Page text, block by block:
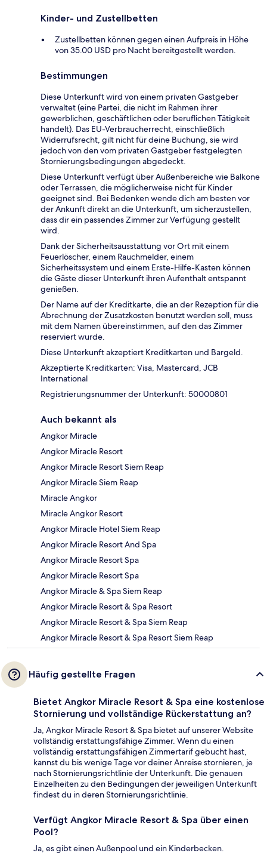
Kinder- und Zustellbetten
Zustellbetten können gegen einen Aufpreis in Höhe
von 35.00 USD pro Nacht bereitgestellt werden.
Bestimmungen
Diese Unterkunft wird von einem privaten Gastgeber
verwaltet (eine Partei, die nicht im Rahmen ihrer
gewerblichen, geschäftlichen oder beruflichen Tätigkeit
handelt). Das EU-Verbraucherrecht, einschließlich
Widerrufsrecht, gilt nicht für deine Buchung, sie wird
jedoch von den vom privaten Gastgeber festgelegten
Stornierungsbedingungen abgedeckt.
Diese Unterkunft verfügt über Außenbereiche wie Balkone
oder Terrassen, die möglicherweise nicht für Kinder
geeignet sind. Bei Bedenken wende dich am besten vor
der Ankunft direkt an die Unterkunft, um sicherzustellen,
dass dir ein passendes Zimmer zur Verfügung gestellt
wird.
Dank der Sicherheitsausstattung vor Ort mit einem
Feuerlöscher, einem Rauchmelder, einem
Sicherheitssystem und einem Erste-Hilfe-Kasten können
die Gäste dieser Unterkunft ihren Aufenthalt entspannt
genießen.
Der Name auf der Kreditkarte, die an der Rezeption für die
Abrechnung der Zusatzkosten benutzt werden soll, muss
mit dem Namen übereinstimmen, auf den das Zimmer
reserviert wurde.
Diese Unterkunft akzeptiert Kreditkarten und Bargeld.
Akzeptierte Kreditkarten: Visa, Mastercard, JCB
International
Registrierungsnummer der Unterkunft: 50000801
Auch bekannt als
Angkor Miracle
Angkor Miracle Resort
Angkor Miracle Resort Siem Reap
Angkor Miracle Siem Reap
Miracle Angkor
Miracle Angkor Resort
Angkor Miracle Hotel Siem Reap
Angkor Miracle Resort And Spa
Angkor Miracle Resort Spa
Angkor Miracle Resort Spa
Angkor Miracle & Spa Siem Reap
Angkor Miracle Resort & Spa Resort
Angkor Miracle Resort & Spa Siem Reap
Angkor Miracle Resort & Spa Resort Siem Reap
Häufig gestellte Fragen
Bietet Angkor Miracle Resort & Spa eine kostenlose
Stornierung und vollständige Rückerstattung an?
Ja, Angkor Miracle Resort & Spa bietet auf unserer Website
vollständig erstattungsfähige Zimmer. Wenn du einen
vollständig erstattungsfähigen Zimmertarif gebucht hast,
kannst du bis wenige Tage vor deiner Anreise stornieren, je
nach Stornierungsrichtlinie der Unterkunft. Die genauen
Einzelheiten zu den Bedingungen der jeweiligen Unterkunft
findest du in deren Stornierungsrichtlinie.
Verfügt Angkor Miracle Resort & Spa über einen
Pool?
Ja, es gibt einen Außenpool und ein Kinderbecken.